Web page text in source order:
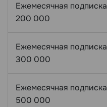
Ежемесячная подписка
200 000
Ежемесячная подписка
300 000
Ежемесячная подписка
500 000